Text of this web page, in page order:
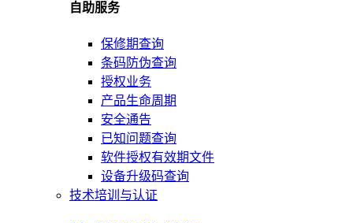
自助服务
保修期查询
条码防伪查询
授权业务
产品生命周期
安全通告
已知问题查询
软件授权有效期文件
设备升级码查询
技术培训与认证